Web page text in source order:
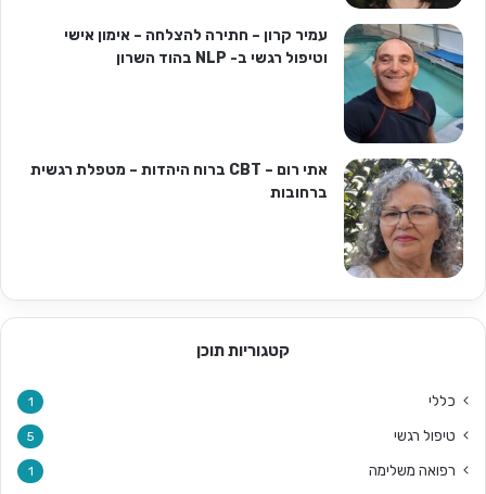
עמיר קרון – חתירה להצלחה – אימון אישי
וטיפול רגשי ב- NLP בהוד השרון
אתי רום – CBT ברוח היהדות – מטפלת רגשית
ברחובות
קטגוריות תוכן
כללי 1
טיפול רגשי 5
רפואה משלימה 1